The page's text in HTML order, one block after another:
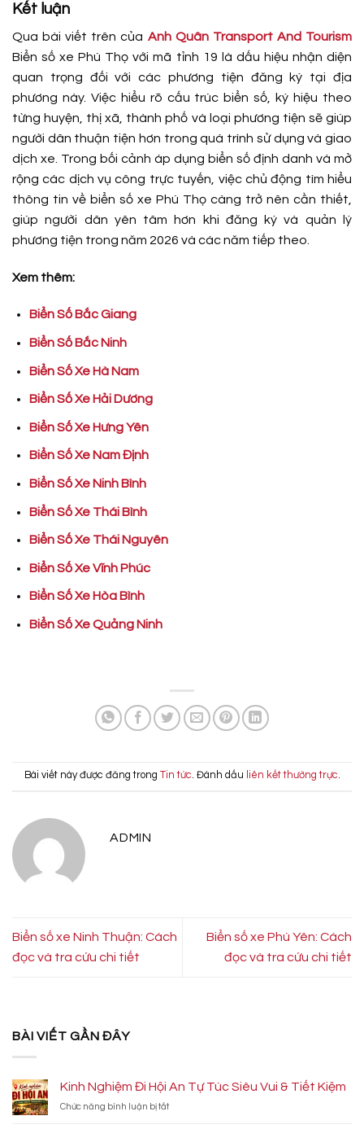
Kết luận
Qua bài viết trên của Anh Quân Transport And Tourism
Biển số xe Phú Thọ với mã tỉnh 19 là dấu hiệu nhận diện
quan trọng đối với các phương tiện đăng ký tại địa
phương này. Việc hiểu rõ cấu trúc biển số, ký hiệu theo
từng huyện, thị xã, thành phố và loại phương tiện sẽ giúp
người dân thuận tiện hơn trong quá trình sử dụng và giao
dịch xe. Trong bối cảnh áp dụng biển số định danh và mở
rộng các dịch vụ công trực tuyến, việc chủ động tìm hiểu
thông tin về biển số xe Phú Thọ càng trở nên cần thiết,
giúp người dân yên tâm hơn khi đăng ký và quản lý
phương tiện trong năm 2026 và các năm tiếp theo.
Xem thêm:
Biển Số Bắc Giang
Biển Số Bắc Ninh
Biển Số Xe Hà Nam
Biển Số Xe Hải Dương
Biển Số Xe Hưng Yên
Biển Số Xe Nam Định
Biển Số Xe Ninh Bình
Biển Số Xe Thái Bình
Biển Số Xe Thái Nguyên
Biển Số Xe Vĩnh Phúc
Biển Số Xe Hòa Bình
Biển Số Xe Quảng Ninh
Bài viết này được đăng trong Tin tức. Đánh dấu liên kết thường trực.
ADMIN
Biển số xe Ninh Thuận: Cách
đọc và tra cứu chi tiết
Biển số xe Phú Yên: Cách
đọc và tra cứu chi tiết
BÀI VIẾT GẦN ĐÂY
Kinh Nghiệm Đi Hội An Tự Túc Siêu Vui & Tiết Kiệm
Chức năng bình luận bị tắtở